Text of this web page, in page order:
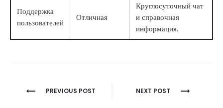
Поддержка
пользователей
Отличная
Круглосуточный чат
и справочная
информация.
Berichtnavigatie
PREVIOUS POST NEXT POST